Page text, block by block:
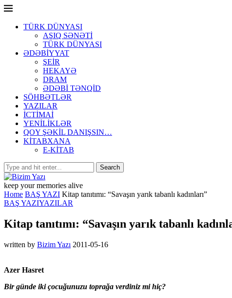
TÜRK DÜNYASI
AŞIQ SƏNƏTİ
TÜRK DÜNYASI
ƏDƏBİYYAT
ŞEİR
HEKAYƏ
DRAM
ƏDƏBİ TƏNQİD
SÖHBƏTLƏR
YAZILAR
İCTİMAİ
YENİLİKLƏR
QOY ŞƏKİL DANIŞSIN…
KİTABXANA
E-KİTAB
keep your memories alive
Home BAŞ YAZI Kitap tanıtımı: “Savaşın yarık tabanlı kadınları”
BAŞ YAZIYAZILAR
Kitap tanıtımı: “Savaşın yarık tabanlı
written by Bizim Yazı 2011-05-16
Azer Hasret
Bir günde iki çocuğunuzu toprağa verdiniz mi hiç?